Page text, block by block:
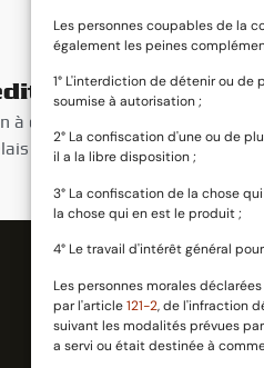
Les personnes coupables de la
également les peines
1° L'interdiction de détenir ou de
soumise à autorisation ;
2° La confiscation d'une ou de
il a la libre disposition ;
3° La confiscation de la chose
la chose qui en est le produit ;
4° Le travail d'intérêt général
Les personnes morales
par l'article121-2, de l'infraction
suivant les modalités prévues
a servi ou était destinée à
suivie
à domicile oou en
avec assurance